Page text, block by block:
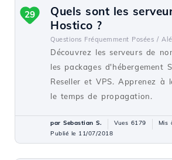
Quels sont les
Hostico ?
Questions Fréquemment Posées /
Découvrez les serveurs de
les packages d'hébergement
Reseller et VPS. Apprenez à
le temps de propagation.
29
par Sebastian S. Vues 6179
Mis
Publié le 11/07/2018